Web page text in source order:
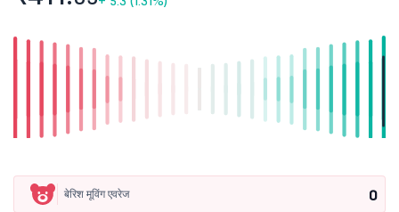
बेरिश मूविंग एवरेज 0